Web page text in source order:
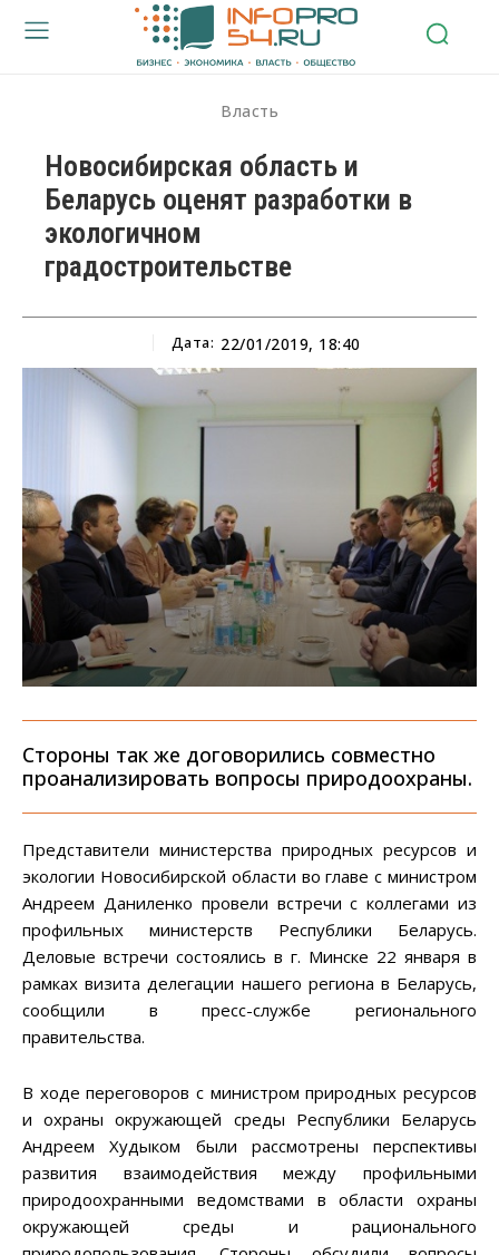
Власть
Новосибирская область и
Беларусь оценят разработки в
экологичном
градостроительстве
Дата: 22/01/2019, 18:40
Стороны так же договорились совместно
проанализировать вопросы природоохраны.
Представители министерства природных ресурсов и
экологии Новосибирской области во главе с министром
Андреем Даниленко провели встречи с коллегами из
профильных министерств Республики Беларусь.
Деловые встречи состоялись в г. Минске 22 января в
рамках визита делегации нашего региона в Беларусь,
сообщили в пресс-службе регионального
правительства.
В ходе переговоров с министром природных ресурсов
и охраны окружающей среды Республики Беларусь
Андреем Худыком были рассмотрены перспективы
развития взаимодействия между профильными
природоохранными ведомствами в области охраны
окружающей среды и рационального